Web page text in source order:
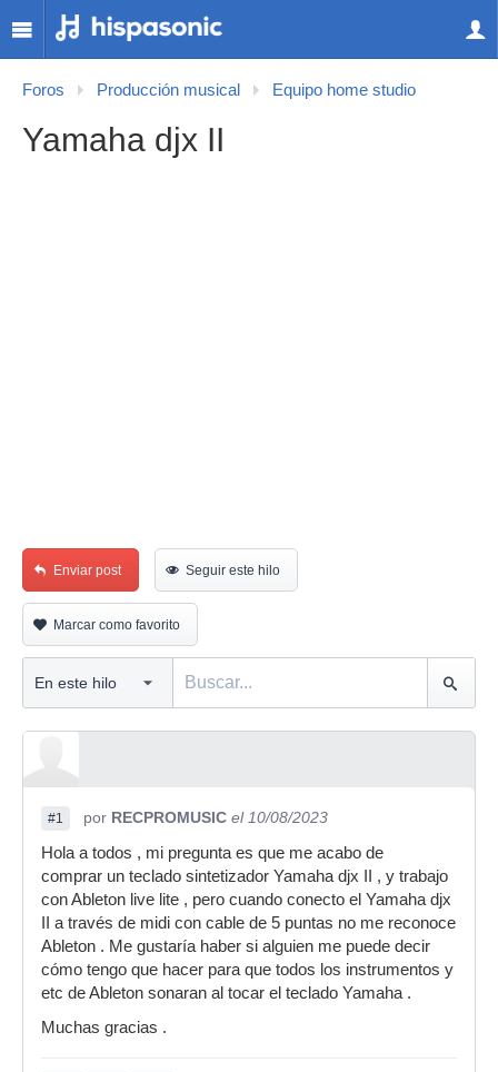
Foros Producción musical Equipo home studio
Yamaha djx II
Enviar post Seguir este hilo
Marcar como favorito
#1 por RECPROMUSIC el 10/08/2023
Hola a todos , mi pregunta es que me acabo de
comprar un teclado sintetizador Yamaha djx II , y trabajo
con Ableton live lite , pero cuando conecto el Yamaha djx
II a través de midi con cable de 5 puntas no me reconoce
Ableton . Me gustaría haber si alguien me puede decir
cómo tengo que hacer para que todos los instrumentos y
etc de Ableton sonaran al tocar el teclado Yamaha .
Muchas gracias .